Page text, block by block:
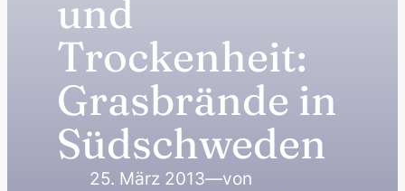
und
Trockenheit:
Grasbrände in
Südschweden
25. März 2013—von